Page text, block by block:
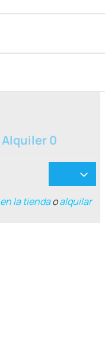
Alquiler 0
en la tiendaoalquilar